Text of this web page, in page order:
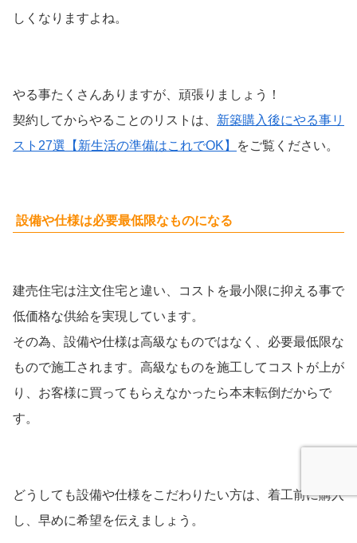
しくなりますよね。
やる事たくさんありますが、頑張りましょう！
契約してからやることのリストは、 新築購入後にやる事リ
スト27選【新生活の準備はこれでOK】
をご覧ください。
設備や仕様は必要最低限なものになる
建売住宅は注文住宅と違い、コストを最小限に抑える事で
低価格な供給を実現しています。
その為、設備や仕様は高級なものではなく、必要最低限な
もので施工されます。高級なものを施工してコストが上が
り、お客様に買ってもらえなかったら本末転倒だからで
す。
どうしても設備や仕様をこだわりたい方は、着工前に購入
し、早めに希望を伝えましょう。